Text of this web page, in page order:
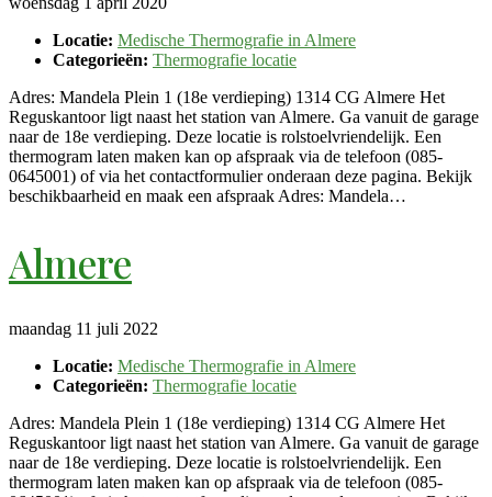
Locatie: Medische Thermografie in Almere
Categorieën: Thermografie locatie
Adres: Mandela Plein 1 (18e verdieping) 1314 CG Almere Het
Reguskantoor ligt naast het station van Almere. Ga vanuit de garage
naar de 18e verdieping. Deze locatie is rolstoelvriendelijk. Een
thermogram laten maken kan op afspraak via de telefoon (085-
0645001) of via het contactformulier onderaan deze pagina. Bekijk
beschikbaarheid en maak een afspraak Adres: Mandela…
Almere
maandag 11 juli 2022
Locatie: Medische Thermografie in Almere
Categorieën: Thermografie locatie
Adres: Mandela Plein 1 (18e verdieping) 1314 CG Almere Het
Reguskantoor ligt naast het station van Almere. Ga vanuit de garage
naar de 18e verdieping. Deze locatie is rolstoelvriendelijk. Een
thermogram laten maken kan op afspraak via de telefoon (085-